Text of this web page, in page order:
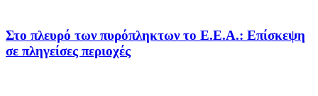
Στο πλευρό των πυρόπληκτων το Ε.Ε.Α.: Επίσκεψη
σε πληγείσες περιοχές